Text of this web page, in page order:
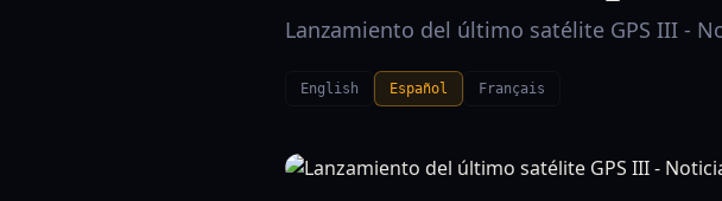
Lanzamiento del último satélite GPS III -
English Español Français